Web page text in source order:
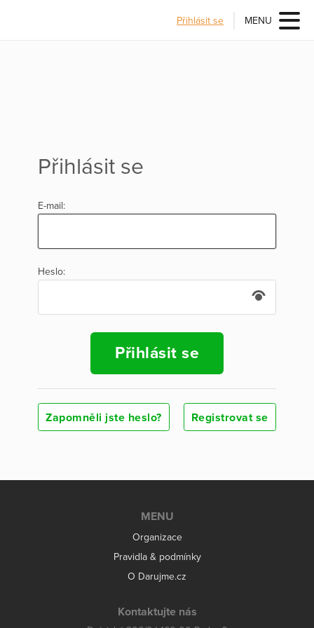
Přihlásit se MENU
Přihlásit se
E-mail:
Heslo:
Přihlásit se
Zapomněli jste heslo? Registrovat se
MENU
Organizace
Pravidla & podmínky
O Darujme.cz
Kontaktujte nás